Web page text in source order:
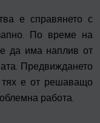
е справянето с
По време на
да има наплив от
Предвиждането
тях е от решаващо
работа.